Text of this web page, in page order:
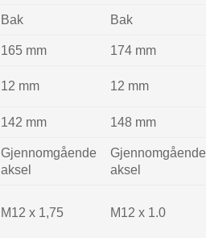
Bak Bak
165 mm
174 mm
12 mm 12 mm
142 mm 148 mm
Gjennomgående
aksel
Gjennomgående
aksel
M12 x 1,75 M12 x 1.0